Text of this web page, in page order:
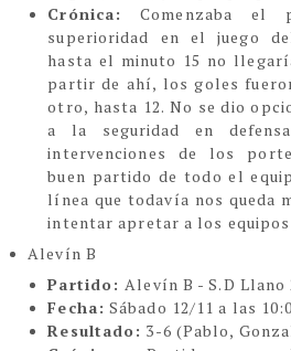
Crónica:
Comenzaba el
superioridad en el juego
hasta el minuto 15 no
partir de ahí, los goles
otro, hasta 12. No se dio
a la seguridad en
intervenciones de los
buen partido de todo el
línea que todavía nos queda
intentar apretar a los equipos
Alevín B
Partido:Alevín B - S.D Llano
Fecha: Sábado 12/11 a las
Resultado: 3-6 (Pablo,